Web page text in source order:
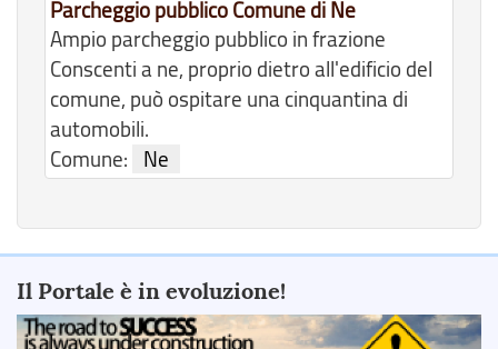
Parcheggio pubblico Comune di Ne
Ampio parcheggio pubblico in frazione
Conscenti a ne, proprio dietro all'edificio del
comune, può ospitare una cinquantina di
automobili.
Comune:
Ne
Il Portale è in evoluzione!